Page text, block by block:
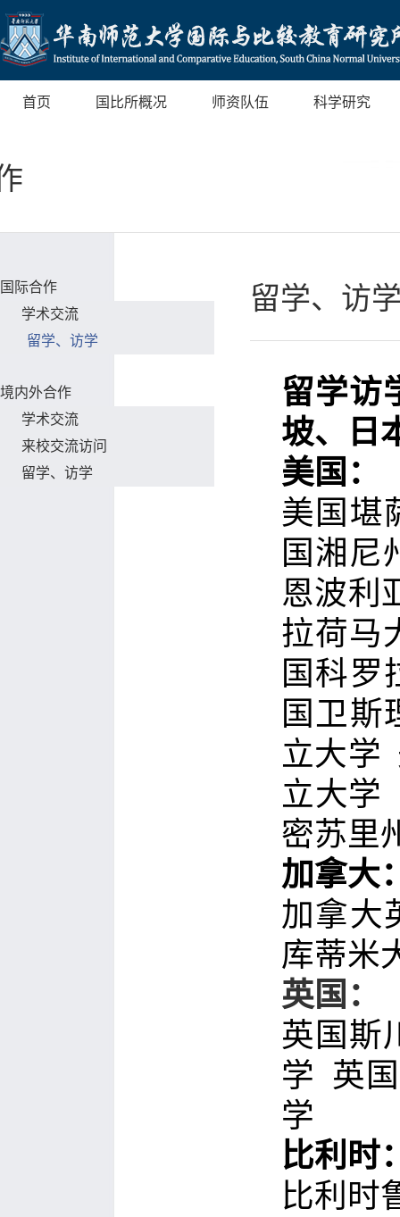
首页 国比所概况 师资队伍 科学研究
国际合作
学术交流
留学、访学
境内外合作
学术交流
来校交流访问
留学、访学
留学、访
留学访
坡、日
美国：
美国堪
国湘尼
恩波利
拉荷马
国科罗
国卫斯
立大学
立大学
密苏里
加拿大
加拿大
库蒂米
英国：
英国斯
学 英
学
比利时
比利时